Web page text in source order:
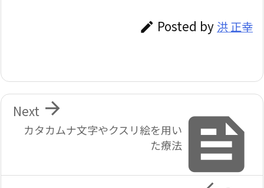
 Posted by 洪 正幸

カタカムナ文字やクスリ絵を用い
た療法

Next